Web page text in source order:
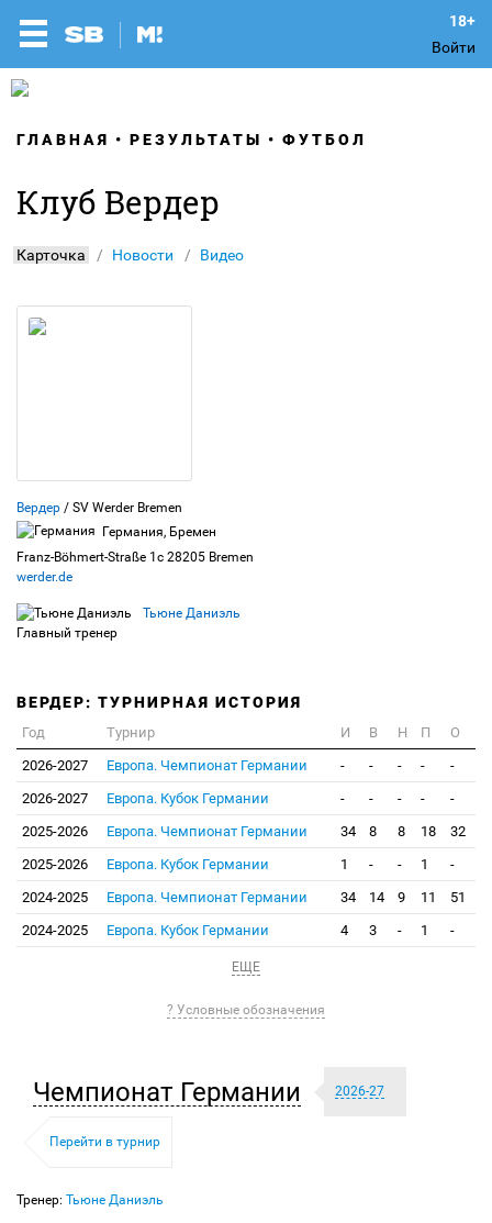
Войти
ГЛАВНАЯ РЕЗУЛЬТАТЫ ФУТБОЛ
Клуб Вердер
Карточка Новости Видео
Вердер / SV Werder Bremen
Германия, Бремен
Franz-Böhmert-Straße 1c 28205 Bremen
werder.de
Тьюне Даниэль
Главный тренер
ВЕРДЕР: ТУРНИРНАЯ ИСТОРИЯ
Год Турнир И В Н П
О
2026-2027
Европа. Чемпионат Германии - - - -
-
2026-2027
Европа. Кубок Германии - - - -
-
2025-2026
Европа. Чемпионат Германии 34 8 8 18
32
2025-2026
Европа. Кубок Германии 1 - - 1
-
2024-2025
Европа. Чемпионат Германии 34 14 9 11
51
2024-2025
Европа. Кубок Германии 4 3 - 1 -
ЕЩЕ
? Условные обозначения
Чемпионат Германии 2026-27
Перейти в турнир
Тренер: Тьюне Даниэль